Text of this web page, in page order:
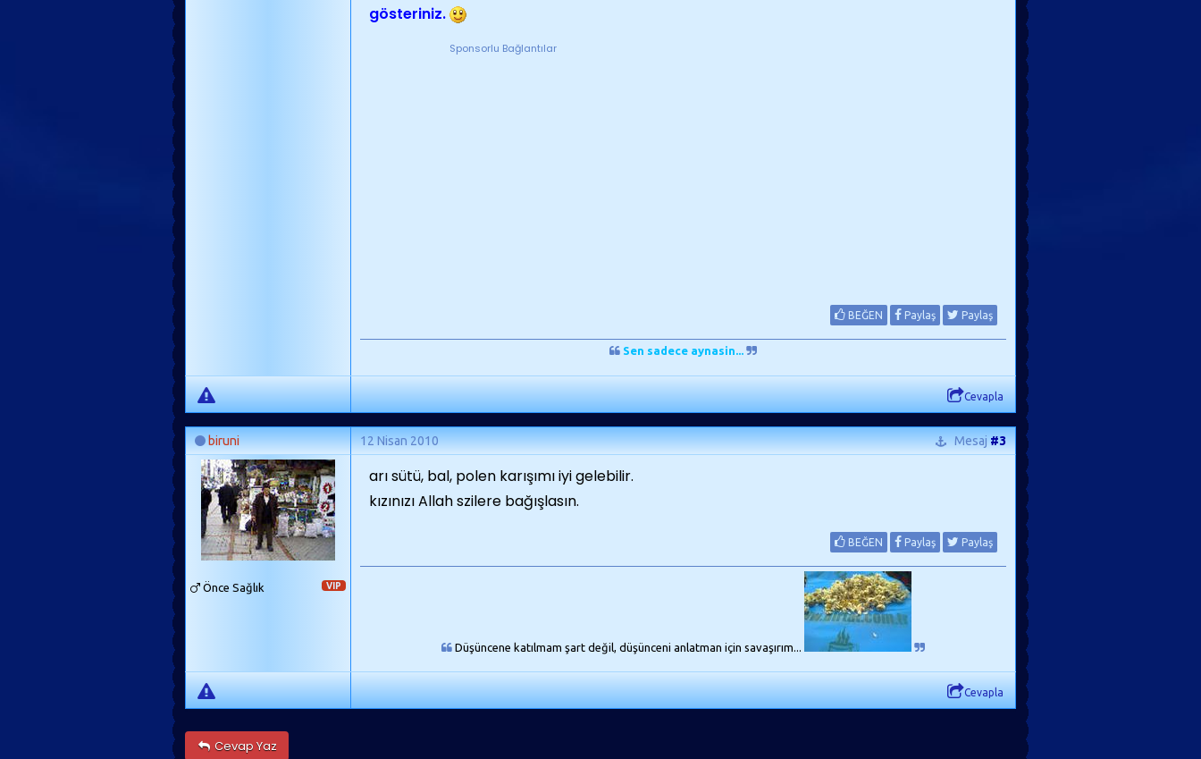
gösteriniz.
Sponsorlu Bağlantılar
BEĞEN Paylaş Paylaş
Sen sadece aynasin...
Cevapla
biruni 12 Nisan 2010 Mesaj#3
VIP
Önce Sağlık
arı sütü, bal, polen karışımı iyi gelebilir.
kızınızı Allah szilere bağışlasın.
BEĞEN Paylaş Paylaş
Düşüncene katılmam şart değil, düşünceni anlatman için savaşırım...
Cevapla
Cevap Yaz